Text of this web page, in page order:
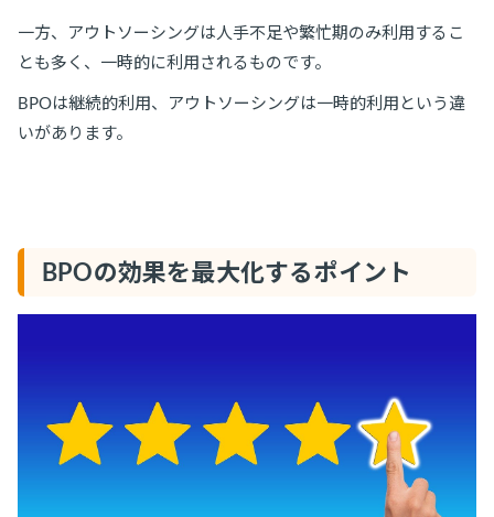
一方、アウトソーシングは人手不足や繁忙期のみ利用するこ
とも多く、一時的に利用されるものです。
BPOは継続的利用、アウトソーシングは一時的利用という違
いがあります。
BPOの効果を最大化するポイント